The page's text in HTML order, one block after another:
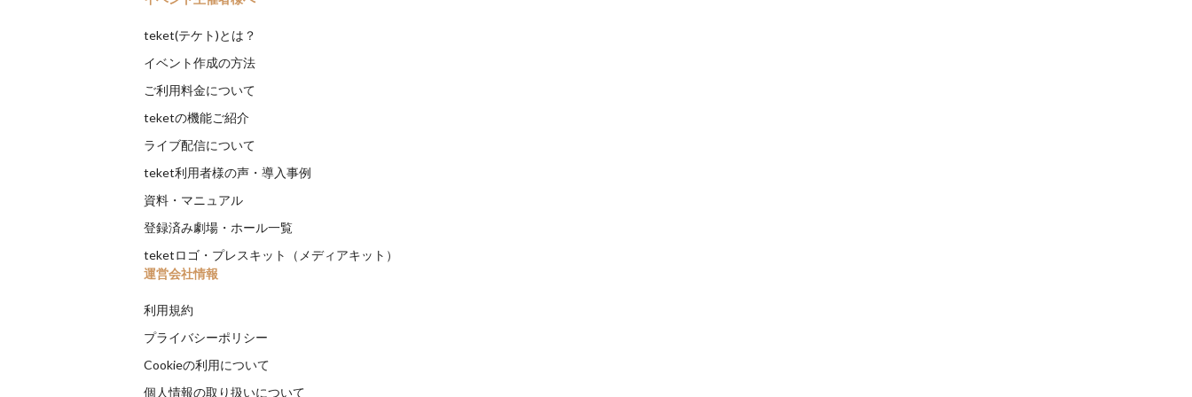
teket(テケト)とは？
イベント作成の方法
ご利用料金について
teketの機能ご紹介
ライブ配信について
teket利用者様の声・導入事例
資料・マニュアル
登録済み劇場・ホール一覧
teketロゴ・プレスキット（メディアキット）
運営会社情報
利用規約
プライバシーポリシー
Cookieの利用について
個人情報の取り扱いについて